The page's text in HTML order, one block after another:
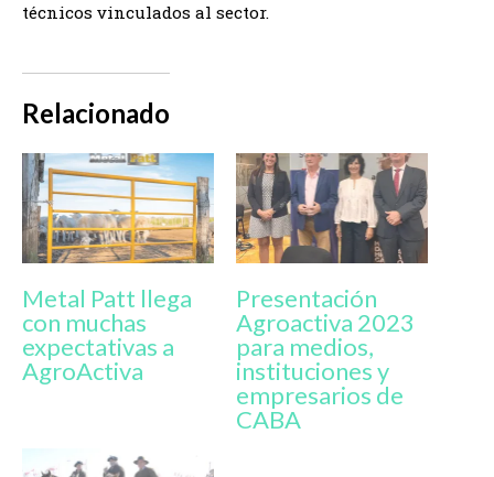
técnicos vinculados al sector.
Relacionado
Metal Patt llega
con muchas
expectativas a
AgroActiva
Presentación
Agroactiva 2023
para medios,
instituciones y
empresarios de
CABA